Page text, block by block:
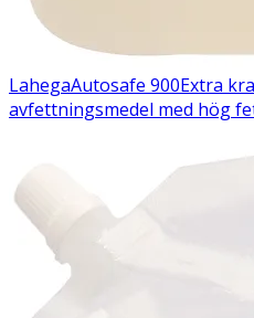
LahegaAutosafe 900Extra
avfettningsmedel med hög